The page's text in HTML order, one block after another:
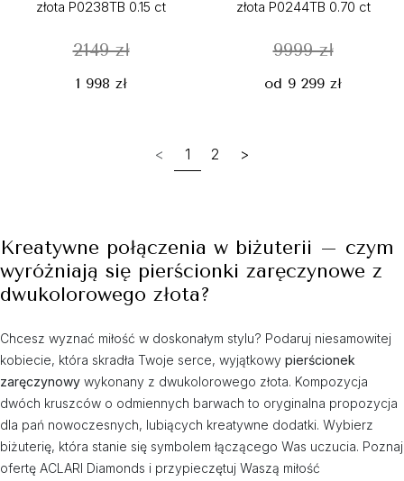
złota P0238TB 0.15 ct
2149 zł
1 998 zł
złota P0244TB 0.70 ct
9999 zł
od 9 299 zł
< 1 2 >
Kreatywne połączenia w biżuterii – czym
wyróżniają się pierścionki zaręczynowe z
dwukolorowego złota?
Chcesz wyznać miłość w doskonałym stylu? Podaruj niesamowitej
kobiecie, która skradła Twoje serce, wyjątkowy pierścionek
zaręczynowy wykonany z dwukolorowego złota. Kompozycja
dwóch kruszców o odmiennych barwach to oryginalna propozycja
dla pań nowoczesnych, lubiących kreatywne dodatki. Wybierz
biżuterię, która stanie się symbolem łączącego Was uczucia. Poznaj
ofertę ACLARI Diamonds i przypieczętuj Waszą miłość